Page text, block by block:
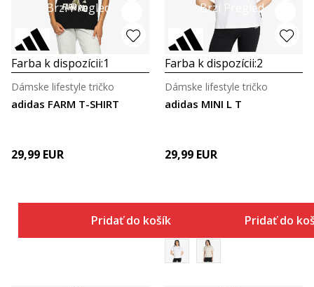
Brzi Pregled
Farba k dispozícii:1
adidas FARM T-SHIRT
Dámske lifestyle tričko
29,99 EUR
Pridať do košíka
Brzi Pregled
Farba k dispozícii:2
adidas MINI L T
Dámske lifestyle tričko
29,99 EUR
Pridať do